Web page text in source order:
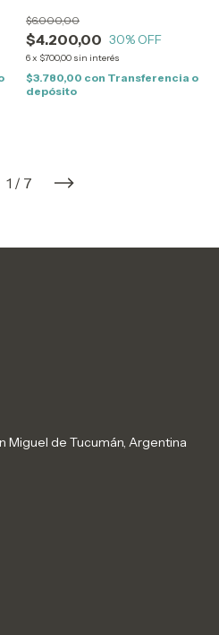
$4.200,00
$6.000,00
30% OFF
6x $700,00 sin interés
$3.780,00 con Transferencia o
depósito
1 / 7
Miguel de Tucumán, Argentina